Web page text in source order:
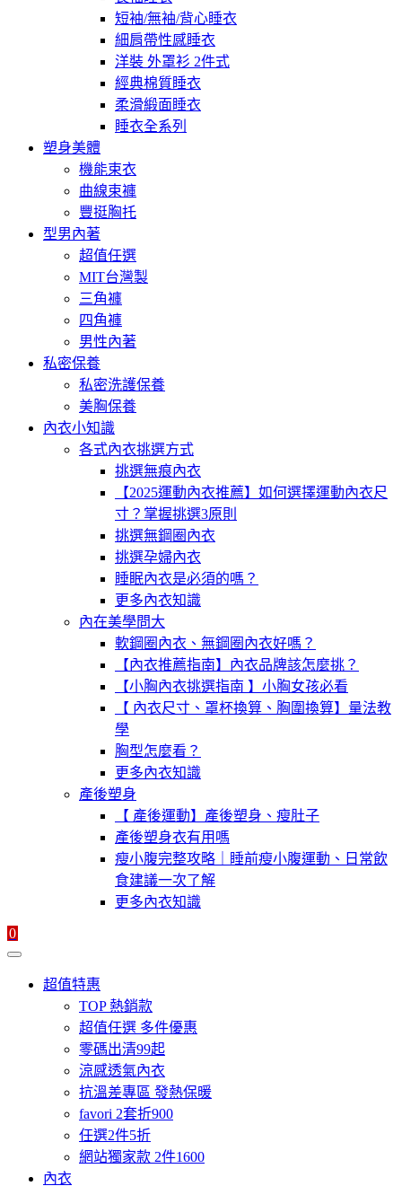
短袖/無袖/背心睡衣
細肩帶性感睡衣
洋裝 外罩衫 2件式
經典棉質睡衣
柔滑緞面睡衣
睡衣全系列
塑身美體
機能束衣
曲線束褲
豐挺胸托
型男內著
超值任選
MIT台灣製
三角褲
四角褲
男性內著
私密保養
私密洗護保養
美胸保養
內衣小知識
各式內衣挑選方式
挑選無痕內衣
【2025運動內衣推薦】如何選擇運動內衣尺
寸？掌握挑選3原則
挑選無鋼圈內衣
挑選孕婦內衣
睡眠內衣是必須的嗎？
更多內衣知識
內在美學問大
軟鋼圈內衣、無鋼圈內衣好嗎？
【內衣推薦指南】內衣品牌該怎麼挑？
【小胸內衣挑選指南 】小胸女孩必看
【 內衣尺寸、罩杯換算、胸圍換算】量法教
學
胸型怎麼看？
更多內衣知識
產後塑身
【 產後運動】產後塑身、瘦肚子
產後塑身衣有用嗎
瘦小腹完整攻略｜睡前瘦小腹運動、日常飲
食建議一次了解
更多內衣知識
0
超值特惠
TOP 熱銷款
超值任選 多件優惠
零碼出清99起
涼感透氣內衣
抗溫差專區 發熱保暖
favori 2套折900
任選2件5折
網站獨家款 2件1600
內衣